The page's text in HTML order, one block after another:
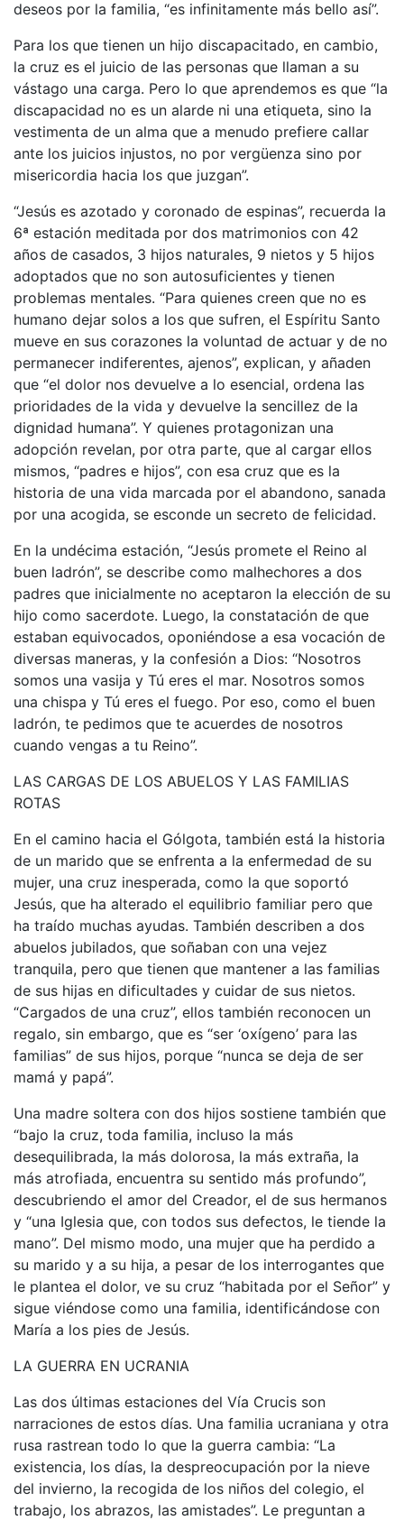
deseos por la familia, “es infinitamente más bello así”.
Para los que tienen un hijo discapacitado, en cambio,
la cruz es el juicio de las personas que llaman a su
vástago una carga. Pero lo que aprendemos es que “la
discapacidad no es un alarde ni una etiqueta, sino la
vestimenta de un alma que a menudo prefiere callar
ante los juicios injustos, no por vergüenza sino por
misericordia hacia los que juzgan”.
“Jesús es azotado y coronado de espinas”, recuerda la
6ª estación meditada por dos matrimonios con 42
años de casados, 3 hijos naturales, 9 nietos y 5 hijos
adoptados que no son autosuficientes y tienen
problemas mentales. “Para quienes creen que no es
humano dejar solos a los que sufren, el Espíritu Santo
mueve en sus corazones la voluntad de actuar y de no
permanecer indiferentes, ajenos”, explican, y añaden
que “el dolor nos devuelve a lo esencial, ordena las
prioridades de la vida y devuelve la sencillez de la
dignidad humana”. Y quienes protagonizan una
adopción revelan, por otra parte, que al cargar ellos
mismos, “padres e hijos”, con esa cruz que es la
historia de una vida marcada por el abandono, sanada
por una acogida, se esconde un secreto de felicidad.
En la undécima estación, “Jesús promete el Reino al
buen ladrón”, se describe como malhechores a dos
padres que inicialmente no aceptaron la elección de su
hijo como sacerdote. Luego, la constatación de que
estaban equivocados, oponiéndose a esa vocación de
diversas maneras, y la confesión a Dios: “Nosotros
somos una vasija y Tú eres el mar. Nosotros somos
una chispa y Tú eres el fuego. Por eso, como el buen
ladrón, te pedimos que te acuerdes de nosotros
cuando vengas a tu Reino”.
LAS CARGAS DE LOS ABUELOS Y LAS FAMILIAS
ROTAS
En el camino hacia el Gólgota, también está la historia
de un marido que se enfrenta a la enfermedad de su
mujer, una cruz inesperada, como la que soportó
Jesús, que ha alterado el equilibrio familiar pero que
ha traído muchas ayudas. También describen a dos
abuelos jubilados, que soñaban con una vejez
tranquila, pero que tienen que mantener a las familias
de sus hijas en dificultades y cuidar de sus nietos.
“Cargados de una cruz”, ellos también reconocen un
regalo, sin embargo, que es “ser ‘oxígeno’ para las
familias” de sus hijos, porque “nunca se deja de ser
mamá y papá”.
Una madre soltera con dos hijos sostiene también que
“bajo la cruz, toda familia, incluso la más
desequilibrada, la más dolorosa, la más extraña, la
más atrofiada, encuentra su sentido más profundo”,
descubriendo el amor del Creador, el de sus hermanos
y “una Iglesia que, con todos sus defectos, le tiende la
mano”. Del mismo modo, una mujer que ha perdido a
su marido y a su hija, a pesar de los interrogantes que
le plantea el dolor, ve su cruz “habitada por el Señor” y
sigue viéndose como una familia, identificándose con
María a los pies de Jesús.
LA GUERRA EN UCRANIA
Las dos últimas estaciones del Vía Crucis son
narraciones de estos días. Una familia ucraniana y otra
rusa rastrean todo lo que la guerra cambia: “La
existencia, los días, la despreocupación por la nieve
del invierno, la recogida de los niños del colegio, el
trabajo, los abrazos, las amistades”. Le preguntan a